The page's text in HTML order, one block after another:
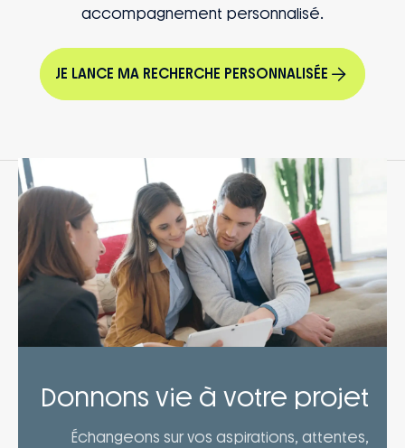
accompagnement personnalisé.
JE LANCE MA RECHERCHE PERSONNALISÉE
Donnons vie à votre projet
Échangeons sur vos aspirations, attentes,